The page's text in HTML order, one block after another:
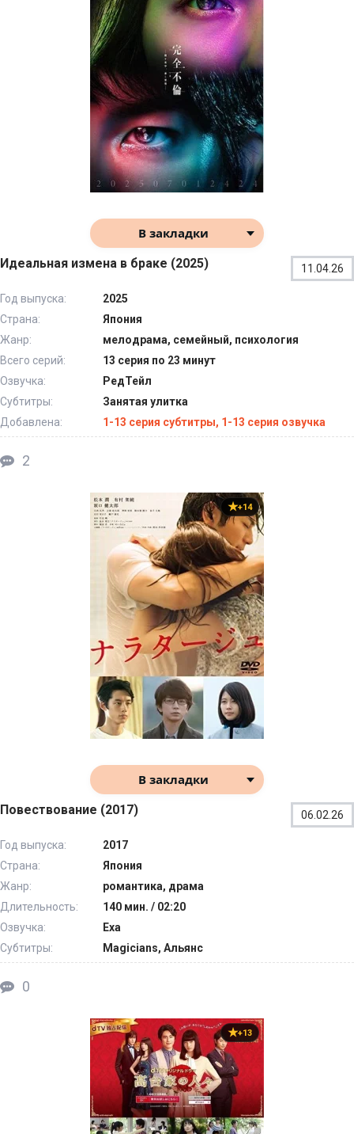
В закладки
Идеальная измена в браке (2025) 11.04.26
Год выпуска:
2025
Страна:
Япония
Жанр:
мелодрама, семейный, психология
Всего серий:
13 серия по 23 минут
Озвучка:
РедТейл
Субтитры:
Занятая улитка
Добавлена:
1-13 серия субтитры, 1-13 серия озвучка
2
+14
В закладки
Повествование (2017) 06.02.26
Год выпуска:
2017
Страна:
Япония
Жанр:
романтика, драма
Длительность:
140 мин. / 02:20
Озвучка:
Еха
Субтитры:
Magicians, Альянс
0
+13